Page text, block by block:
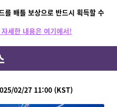
를 배틀 보상으로 반드시 획득할 수
한 내용은 여기에서!
02/27 11:00 (KST)